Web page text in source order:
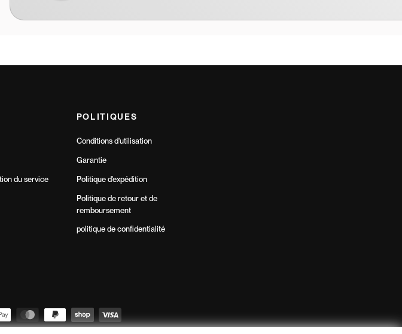
du service
POLITIQUES
Conditions d'utilisation
Garantie
Politique d'expédition
Politique de retour et de
remboursement
politique de confidentialité